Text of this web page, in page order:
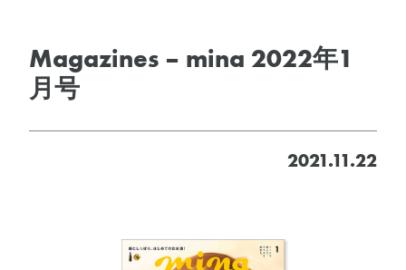
Magazines – mina 2022年1
月号
2021.11.22